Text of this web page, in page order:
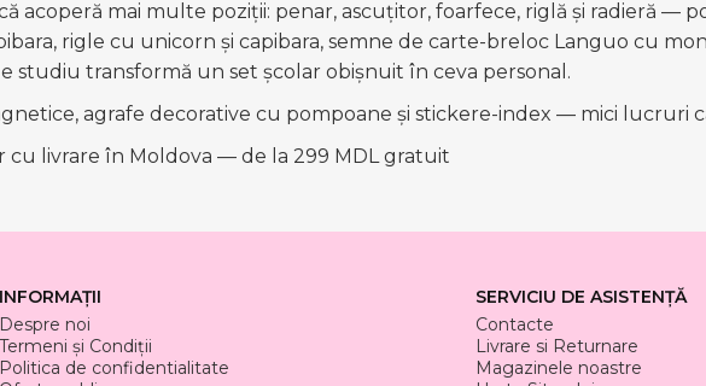
acoperă mai multe poziții: penar, ascuțitor, foarfece, riglă și radieră —
rigle cu unicorn și capibara, semne de carte-breloc Languo cu
studiu transformă un set școlar obișnuit în ceva personal.
agrafe decorative cu pompoane și stickere-index — mici lucruri
cu livrare în Moldova — de la 299 MDL gratuit
INFORMAȚII
Despre noi
Termeni și Condiții
Politica de confidentialitate
SERVICIU DE ASISTENȚĂ
Contacte
Livrare si Returnare
Magazinele noastre